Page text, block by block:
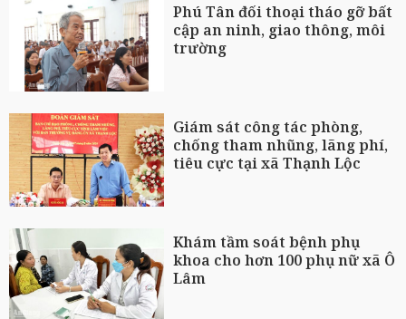
Phú Tân đối thoại tháo gỡ bất
cập an ninh, giao thông, môi
trường
Giám sát công tác phòng,
chống tham nhũng, lãng phí,
tiêu cực tại xã Thạnh Lộc
Khám tầm soát bệnh phụ
khoa cho hơn 100 phụ nữ xã Ô
Lâm